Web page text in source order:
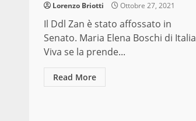
Lorenzo Briotti Ottobre 27, 2021
Il Ddl Zan è stato affossato in
Senato. Maria Elena Boschi di Italia
Viva se la prende...
Read More